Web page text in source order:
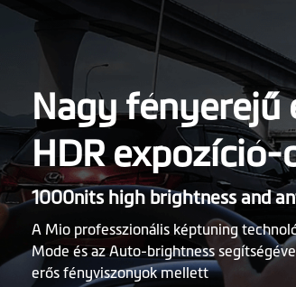
Nagy fényerejű
HDR
1000nits high brightness and
A Mio professzionális képtuning
Mode és az Auto-brightness
erős fényviszonyok mellett